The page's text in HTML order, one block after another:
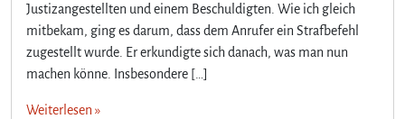
Justizangestellten und einem Beschuldigten. Wie ich gleich
mitbekam, ging es darum, dass dem Anrufer ein Strafbefehl
zugestellt wurde. Er erkundigte sich danach, was man nun
machen könne. Insbesondere […]
Weiterlesen »